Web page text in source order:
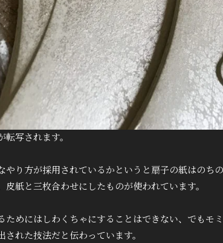
転写されます。
やり方が採用されているかというと扇子の紙はのち
皮紙と三枚合わせにしたものが使われています。
ためにはしわくちゃにすることはできない、でもモ
された技法だと伝わっています。